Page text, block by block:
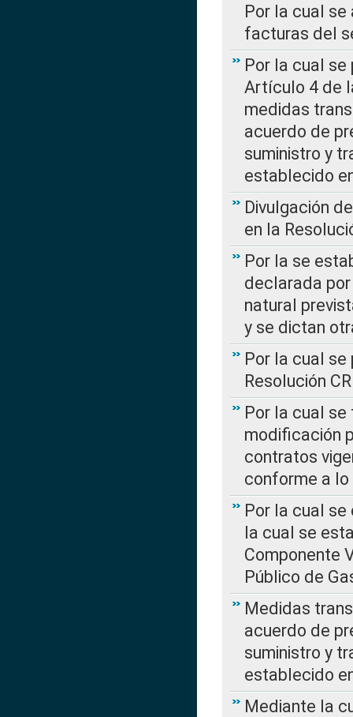
Por la cual
facturas del
Por la cual
Artículo 4 de
medidas
acuerdo de
suministro y
establecido
Divulgación
en la
Por la se
declarada
natural
y se dictan
Por la cual
Resolución
Por la cual
modificación
contratos
conforme a lo
Por la cual se
la cual se
Componente
Público de
Medidas
acuerdo de
suministro y
establecido
Mediante la